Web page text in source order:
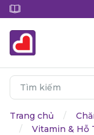
Trang chủ
Vitamin & Hỗ